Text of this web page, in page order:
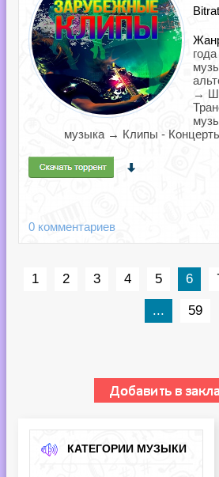
→
музыка → Клипы -
0 комментариев
1 2 3 4 5 6
... 59
КАТЕГОРИИ МУЗЫКИ